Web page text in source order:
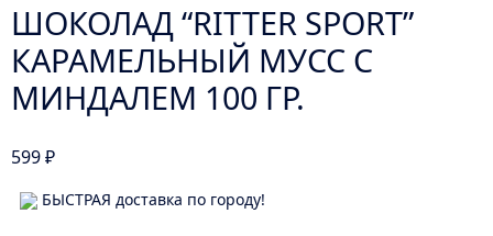
ШОКОЛАД “RITTER SPORT”
КАРАМЕЛЬНЫЙ МУСС С
МИНДАЛЕМ 100 ГР.
599₽
БЫСТРАЯ доставка по городу!